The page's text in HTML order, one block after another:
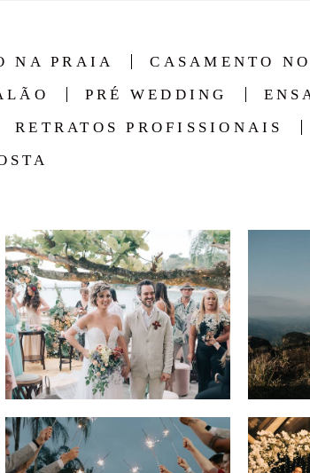
NA PRAIA
CASAMENTO
PRÉ WEDDING
RETRATOS PROFISSIONAIS